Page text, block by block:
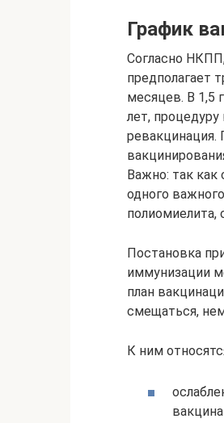
График
Согласно
предполагает
месяцев. В 1,5
лет,
Важно: так
одного
полиомиелита,
Постановка
иммунизации
план
смещаться,
К ним